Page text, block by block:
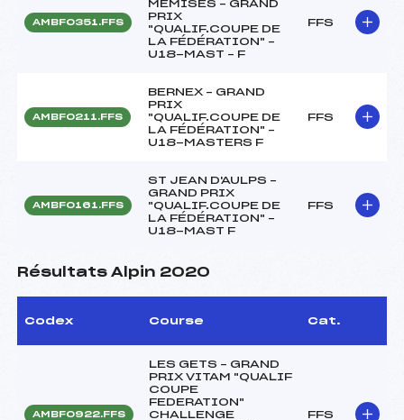
AMBF0351.FFS
MEMISES – GRAND
PRIX
"QUALIF.COUPE DE
LA FÉDÉRATION" –
U18-MAST – F
FFS
AMBF0211.FFS
BERNEX – GRAND
PRIX
"QUALIF.COUPE DE
LA FÉDÉRATION" –
U18-MASTERS F
FFS
AMBF0161.FFS
ST JEAN D'AULPS –
GRAND PRIX
"QUALIF.COUPE DE
LA FÉDÉRATION" –
U18-MAST F
FFS
Résultats Alpin 2020
Codex Course Cat.
AMBF0922.FFS
LES GETS – GRAND
PRIX VITAM "QUALIF
COUPE
FEDERATION"
CHALLENGE
FFS